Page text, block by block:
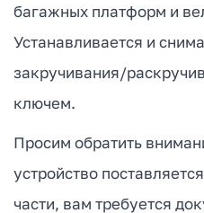
багажных платформ и
Устанавливается и
закручивания/
ключем.
Просим обратить
устройство
части, вам требуется